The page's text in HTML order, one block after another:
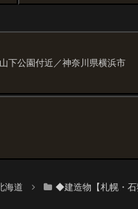
ス
山下公園付近／神奈川県横浜市
海道 ◆建造物【札幌・石